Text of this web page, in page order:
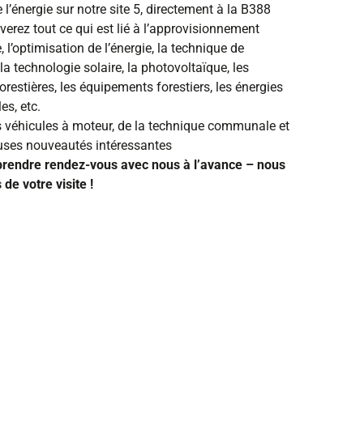
l’énergie sur notre site 5, directement à la B388
tout ce qui est lié à l’approvisionnement
l’optimisation de l’énergie, la technique de
technologie solaire, la photovoltaïque, les
les équipements forestiers, les énergies
etc.
véhicules à moteur, de la technique communale et
nouveautés intéressantes
rendez-vous avec nous à l’avance – nous
de votre visite !